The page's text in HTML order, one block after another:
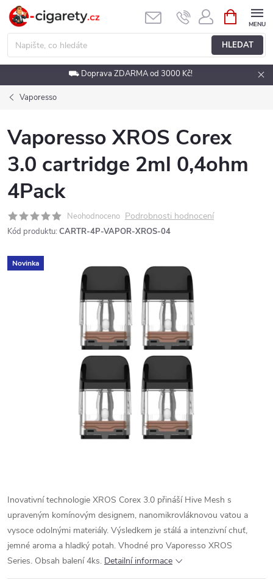
Přejít
obsah
HLEDAT
NÁKUPNÍ
KOŠÍK
⛟ Doprava ZDARMA od 3000 Kč!
Vaporesso
Vaporesso XROS Corex
3.0 cartridge 2ml 0,4ohm
4Pack
Neohodnoceno Podrobnosti hodnocení
Kód produktu: CARTR-4P-VAPOR-XROS-04
Novinka
Inovativní technologie XROS Corex 3.0 přináší Hive Mesh s
upraveným komínovým designem, nanomikrovláknovou vatou a
vysoce odolnými materiály. Výsledkem je stálá a intenzivní chuť,
jemné aroma a hladký potah. Vhodné pro Vaporesso XROS
Series. Obsah balení 4ks. Detailní informace